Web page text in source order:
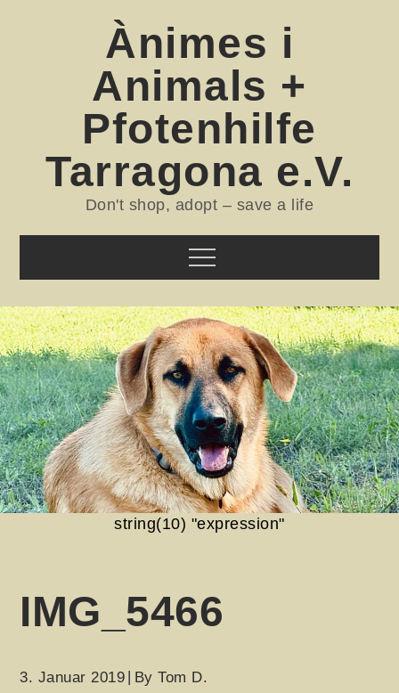
Ànimes i
Animals +
Pfotenhilfe
Tarragona e.V.
Don't shop, adopt – save a life
Menu
string(10) "expression"
IMG_5466
3. Januar 2019 ByTom D.